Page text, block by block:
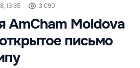
13:35 3 090
AmCham Moldova
письмо